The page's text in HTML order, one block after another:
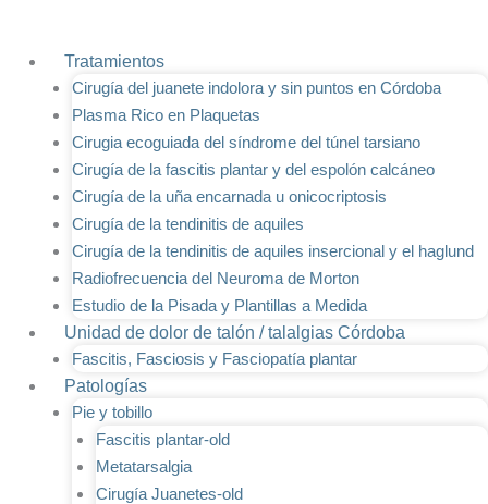
contenidoTratamientos
Cirugía del juanete indolora y sin puntos en Córdoba
Plasma Rico en Plaquetas
Cirugia ecoguiada del síndrome del túnel tarsiano
Cirugía de la fascitis plantar y del espolón calcáneo
Cirugía de la uña encarnada u onicocriptosis
Cirugía de la tendinitis de aquiles
Cirugía de la tendinitis de aquiles insercional y el haglund
Radiofrecuencia del Neuroma de Morton
Estudio de la Pisada y Plantillas a Medida
Unidad de dolor de talón / talalgias Córdoba
Fascitis, Fasciosis y Fasciopatía plantar
Patologías
Pie y tobillo
Fascitis plantar-old
Metatarsalgia
Cirugía Juanetes-old